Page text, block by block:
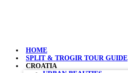
HOME
SPLIT & TROGIR TOUR GUIDE
CROATIA